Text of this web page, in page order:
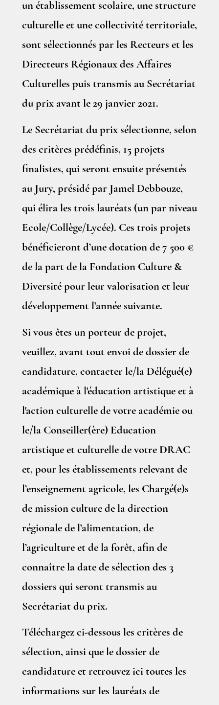
un établissement scolaire, une structure
culturelle et une collectivité territoriale,
sont sélectionnés par les Recteurs et les
Directeurs Régionaux des Affaires
Culturelles puis transmis au Secrétariat
du prix avant le 29 janvier 2021.
Le Secrétariat du prix sélectionne, selon
des critères prédéfinis, 15 projets
finalistes, qui seront ensuite présentés
au Jury, présidé par Jamel Debbouze,
qui élira les trois lauréats (un par niveau
Ecole/Collège/Lycée). Ces trois projets
bénéficieront d’une dotation de 7 500 €
de la part de la Fondation Culture &
Diversité pour leur valorisation et leur
développement l’année suivante.
Si vous êtes un porteur de projet,
veuillez, avant tout envoi de dossier de
candidature, contacter le/la Délégué(e)
académique à l'éducation artistique et à
l'action culturelle de votre académie ou
le/la Conseiller(ère) Education
artistique et culturelle de votre DRAC
et, pour les établissements relevant de
l’enseignement agricole, les Chargé(e)s
de mission culture de la direction
régionale de l’alimentation, de
l’agriculture et de la forêt, afin de
connaître la date de sélection des 3
dossiers qui seront transmis au
Secrétariat du prix.
Téléchargez ci-dessous les critères de
sélection, ainsi que le dossier de
candidature et retrouvez ici toutes les
informations sur les lauréats de